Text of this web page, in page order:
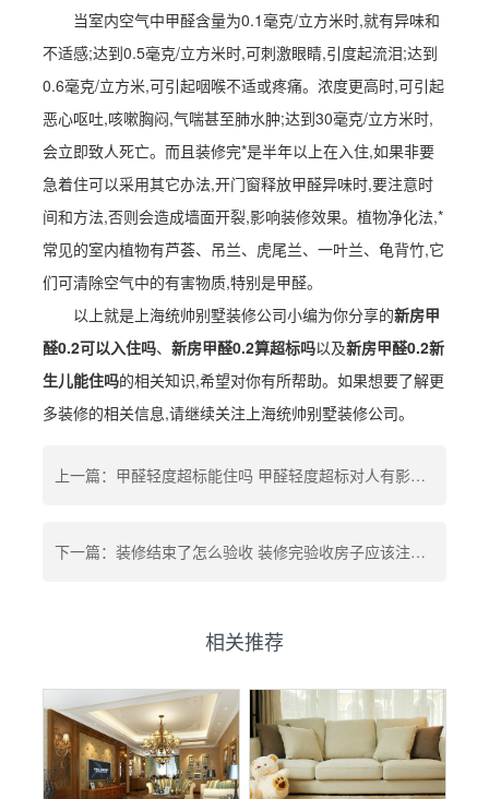
当室内空气中甲醛含量为0.1毫克/立方米时,就有异味和
不适感;达到0.5毫克/立方米时,可刺激眼睛,引度起流泪;达到
0.6毫克/立方米,可引起咽喉不适或疼痛。浓度更高时,可引起
恶心呕吐,咳嗽胸闷,气喘甚至肺水肿;达到30毫克/立方米时,
会立即致人死亡。而且装修完*是半年以上在入住,如果非要
急着住可以采用其它办法,开门窗释放甲醛异味时,要注意时
间和方法,否则会造成墙面开裂,影响装修效果。植物净化法,*
常见的室内植物有芦荟、吊兰、虎尾兰、一叶兰、龟背竹,它
们可清除空气中的有害物质,特别是甲醛。
以上就是上海统帅别墅装修公司小编为你分享的新房甲
醛0.2可以入住吗、 新房甲醛0.2算超标吗以及新房甲醛0.2新
生儿能住吗的相关知识,希望对你有所帮助。如果想要了解更
多装修的相关信息,请继续关注上海统帅别墅装修公司。
上一篇：甲醛轻度超标能住吗 甲醛轻度超标对人有影响吗 甲醛轻度孕妇可以住吗
下一篇：装修结束了怎么验收 装修完验收房子应该注意什么问题
相关推荐